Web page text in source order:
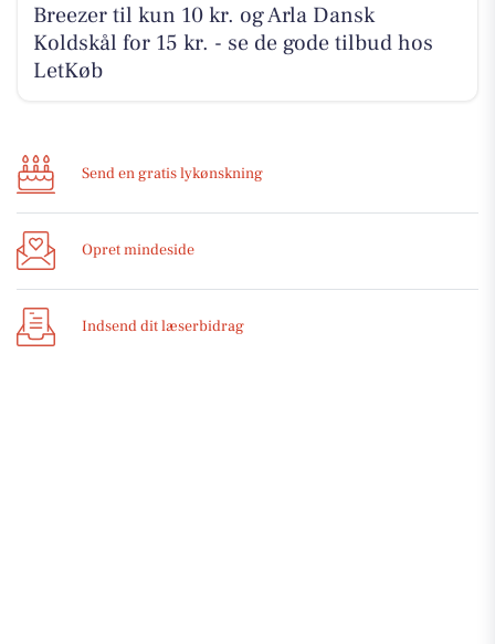
Breezer til kun 10 kr. og Arla Dansk
Koldskål for 15 kr. - se de gode tilbud hos
LetKøb
Send en gratis lykønskning
Opret mindeside
Indsend dit læserbidrag